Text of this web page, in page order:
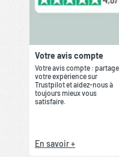
Votre avis compte
Votre avis compte :
votre expérience sur
Trustpilot et aidez-nous à
toujours mieux vous
satisfaire.
En savoir +